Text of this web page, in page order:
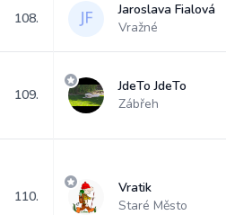
108.
Jaroslava Fialová
Vražné
109.
JdeTo JdeTo
Zábřeh
110.
Vratik
Staré Město